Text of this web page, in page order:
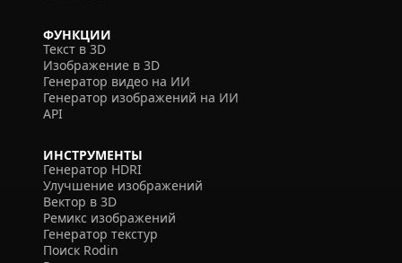
ФУНКЦИИ
Текст в 3D
Изображение в 3D
Генератор видео на ИИ
Генератор изображений на ИИ
API
ИНСТРУМЕНТЫ
Генератор HDRI
Улучшение изображений
Вектор в 3D
Ремикс изображений
Генератор текстур
Поиск Rodin